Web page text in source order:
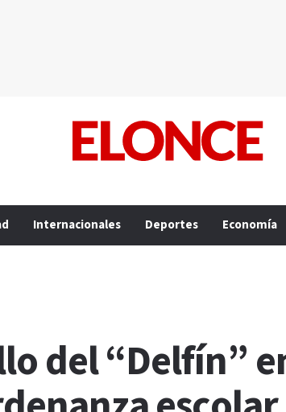
Internacionales Deportes Economía
del “Delfín”